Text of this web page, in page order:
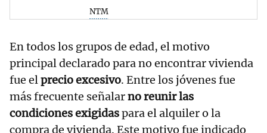
NTM
En todos los grupos de edad, el motivo
principal declarado para no encontrar vivienda
fue elprecio excesivo. Entre los jóvenes fue
más frecuente señalarno reunir las
condiciones exigidaspara el alquiler o la
compra de vivienda. Este motivo fue indicado